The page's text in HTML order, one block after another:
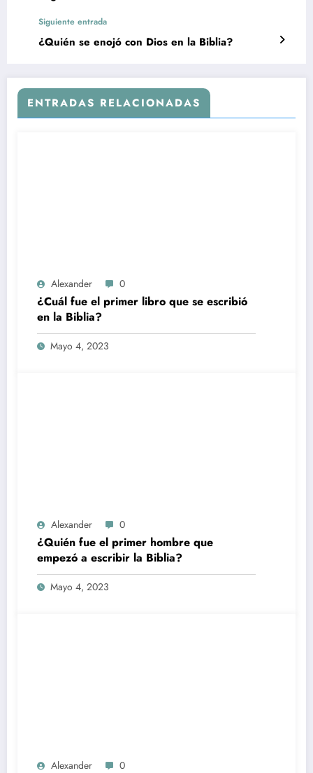
Siguiente entrada
¿Quién se enojó con Dios en la Biblia?
ENTRADAS RELACIONADAS
Alexander 0
¿Cuál fue el primer libro que se escribió
en la Biblia?
Mayo 4, 2023
Alexander 0
¿Quién fue el primer hombre que
empezó a escribir la Biblia?
Mayo 4, 2023
Alexander 0